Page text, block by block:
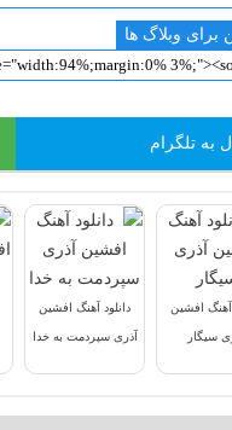
برای وبلاگ ها
به تلگرام
آهنگ افشین
سیگار
دانلود آهنگ افشین
آذری سپردمت به خدا